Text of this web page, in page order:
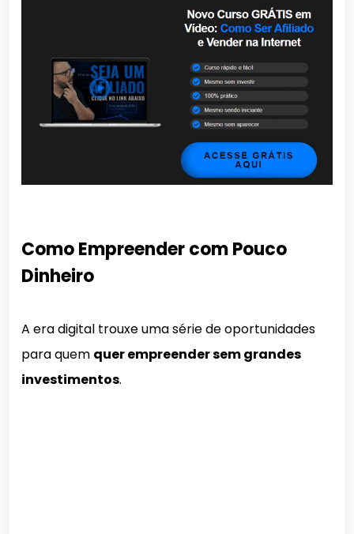
Como Empreender com Pouco
Dinheiro
A era digital trouxe uma série de oportunidades
para quem quer empreender sem grandes
investimentos.